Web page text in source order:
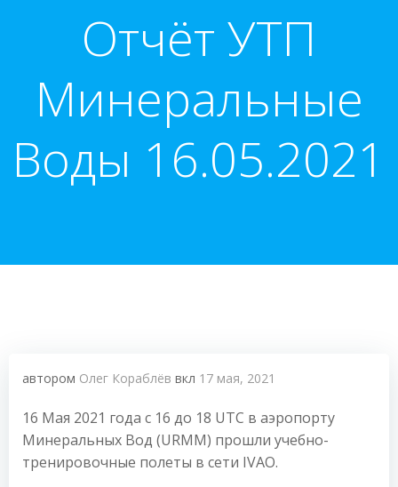
Отчёт УТП
Минеральные
Воды 16.05.2021
автором Олег Кораблёв вкл 17 мая, 2021
16 Мая 2021 года с 16 до 18 UTC в аэропорту
Минеральных Вод (URMM) прошли учебно-
тренировочные полеты в сети IVAO.